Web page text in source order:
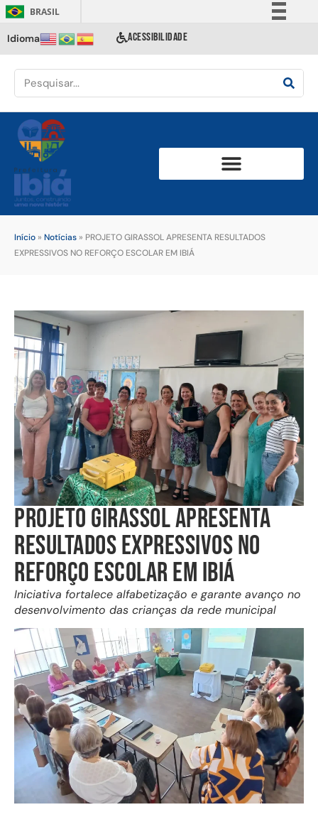
BRASIL
Comunica BR
Acesso à informação
Idioma ACESSIBILIDADE
Início » Notícias » PROJETO GIRASSOL APRESENTA RESULTADOS
EXPRESSIVOS NO REFORÇO ESCOLAR EM IBIÁ
PROJETO GIRASSOL APRESENTA
RESULTADOS EXPRESSIVOS NO
REFORÇO ESCOLAR EM IBIÁ
Iniciativa fortalece alfabetização e garante avanço no
desenvolvimento das crianças da rede municipal